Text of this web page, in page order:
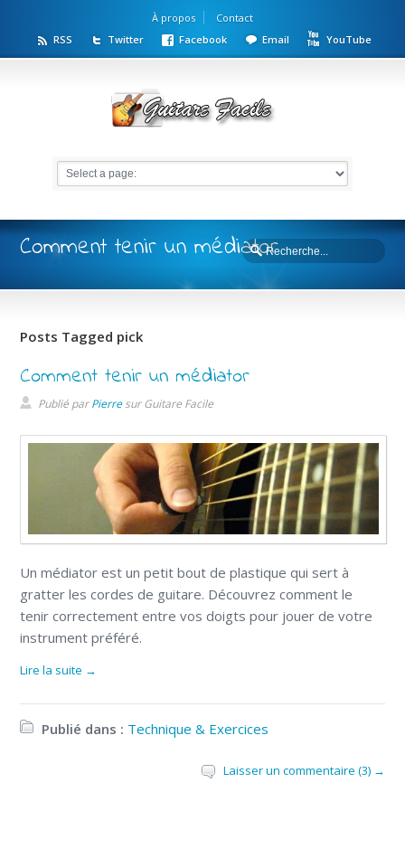
À propos
Contact
RSS
Twitter Facebook Email YouTube
Comment tenir un médiator
Posts Tagged pick
Comment tenir un médiator
Publié parPierresurGuitare Facile
Un médiator est un petit bout de plastique qui sert à
gratter les cordes de guitare. Découvrez comment le
tenir correctement entre vos doigts pour jouer de votre
instrument préféré.
Lire la suite →
Publié dans : Technique & Exercices
Laisser un commentaire (3) →